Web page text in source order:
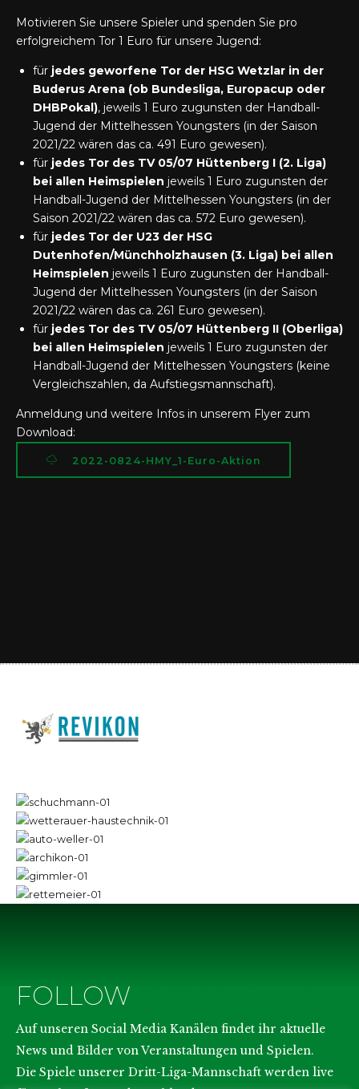
Motivieren Sie unsere Spieler und spenden Sie pro
erfolgreichem Tor 1 Euro für unsere Jugend:
für jedes geworfene Tor der HSG Wetzlar in der
Buderus Arena (ob Bundesliga, Europacup oder
DHBPokal), jeweils 1 Euro zugunsten der Handball-
Jugend der Mittelhessen Youngsters (in der Saison
2021/22 wären das ca. 491 Euro gewesen).
für jedes Tor des TV 05/07 Hüttenberg I (2. Liga)
bei allen Heimspielen jeweils 1 Euro zugunsten der
Handball-Jugend der Mittelhessen Youngsters (in der
Saison 2021/22 wären das ca. 572 Euro gewesen).
für jedes Tor der U23 der HSG
Dutenhofen/Münchholzhausen (3. Liga) bei allen
Heimspielen jeweils 1 Euro zugunsten der Handball-
Jugend der Mittelhessen Youngsters (in der Saison
2021/22 wären das ca. 261 Euro gewesen).
für jedes Tor des TV 05/07 Hüttenberg II (Oberliga)
bei allen Heimspielen jeweils 1 Euro zugunsten der
Handball-Jugend der Mittelhessen Youngsters (keine
Vergleichszahlen, da Aufstiegsmannschaft).
Anmeldung und weitere Infos in unserem Flyer zum
Download:
2022-0824-HMY_1-Euro-Aktion
FOLLOW
Auf unseren Social Media Kanälen findet ihr aktuelle
News und Bilder von Veranstaltungen und Spielen.
Die Spiele unserer Dritt-Liga-Mannschaft werden live